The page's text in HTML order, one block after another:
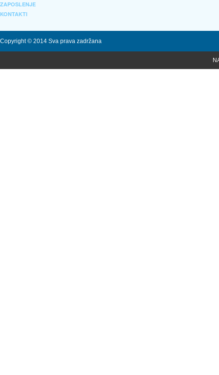
ZAPOSLENJE
KONTAKTI
Copyright © 2014 Sva prava zadržana